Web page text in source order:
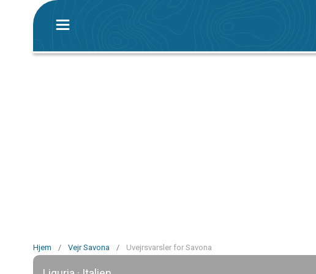
Hjem / Vejr Savona / Uvejrsvarsler for Savona